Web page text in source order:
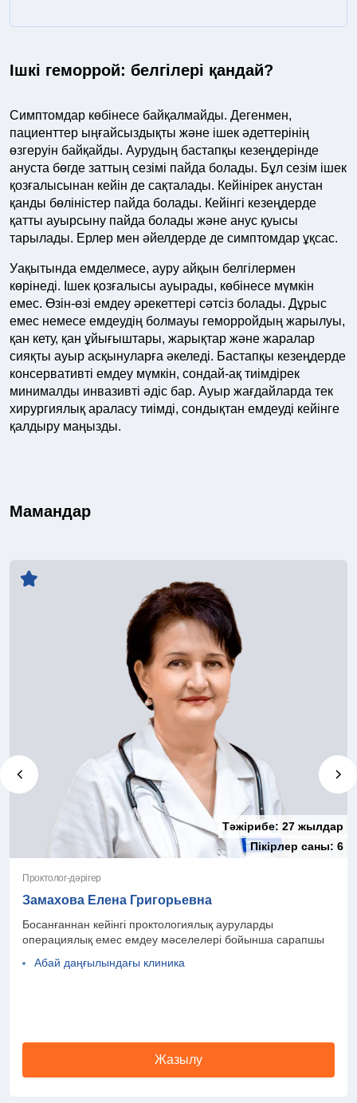
Ішкі геморрой: белгілері қандай?
Симптомдар көбінесе байқалмайды. Дегенмен,
пациенттер ыңғайсыздықты және ішек әдеттерінің
өзгеруін байқайды. Аурудың бастапқы кезеңдерінде
ануста бөгде заттың сезімі пайда болады. Бұл сезім ішек
қозғалысынан кейін де сақталады. Кейінірек анустан
қанды бөліністер пайда болады. Кейінгі кезеңдерде
қатты ауырсыну пайда болады және анус қуысы
тарылады. Ерлер мен әйелдерде де симптомдар ұқсас.
Уақытында емделмесе, ауру айқын белгілермен
көрінеді. Ішек қозғалысы ауырады, көбінесе мүмкін
емес. Өзін-өзі емдеу әрекеттері сәтсіз болады. Дұрыс
емес немесе емдеудің болмауы геморройдың жарылуы,
қан кету, қан ұйығыштары, жарықтар және жаралар
сияқты ауыр асқынуларға әкеледі. Бастапқы кезеңдерде
консервативті емдеу мүмкін, сондай-ақ тиімдірек
минималды инвазивті әдіс бар. Ауыр жағдайларда тек
хирургиялық араласу тиімді, сондықтан емдеуді кейінге
қалдыру маңызды.
Мамандар
Тәжірибе: 27 жылдар
Пікірлер саны: 6
Проктолог-дәрігер
Замахова Елена Григорьевна
Босанғаннан кейінгі проктологиялық ауруларды
операциялық емес емдеу мәселелері бойынша сарапшы
Абай даңғылындағы клиника
Жазылу